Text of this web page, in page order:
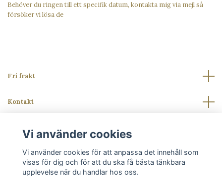
Behöver du ringen till ett specifik datum, kontakta mig via mejl så
försöker vi lösa de
Fri frakt
Kontakt
Sociala medier
Vi använder cookies
Vi använder cookies för att anpassa det innehåll som
visas för dig och för att du ska få bästa tänkbara
upplevelse när du handlar hos oss.